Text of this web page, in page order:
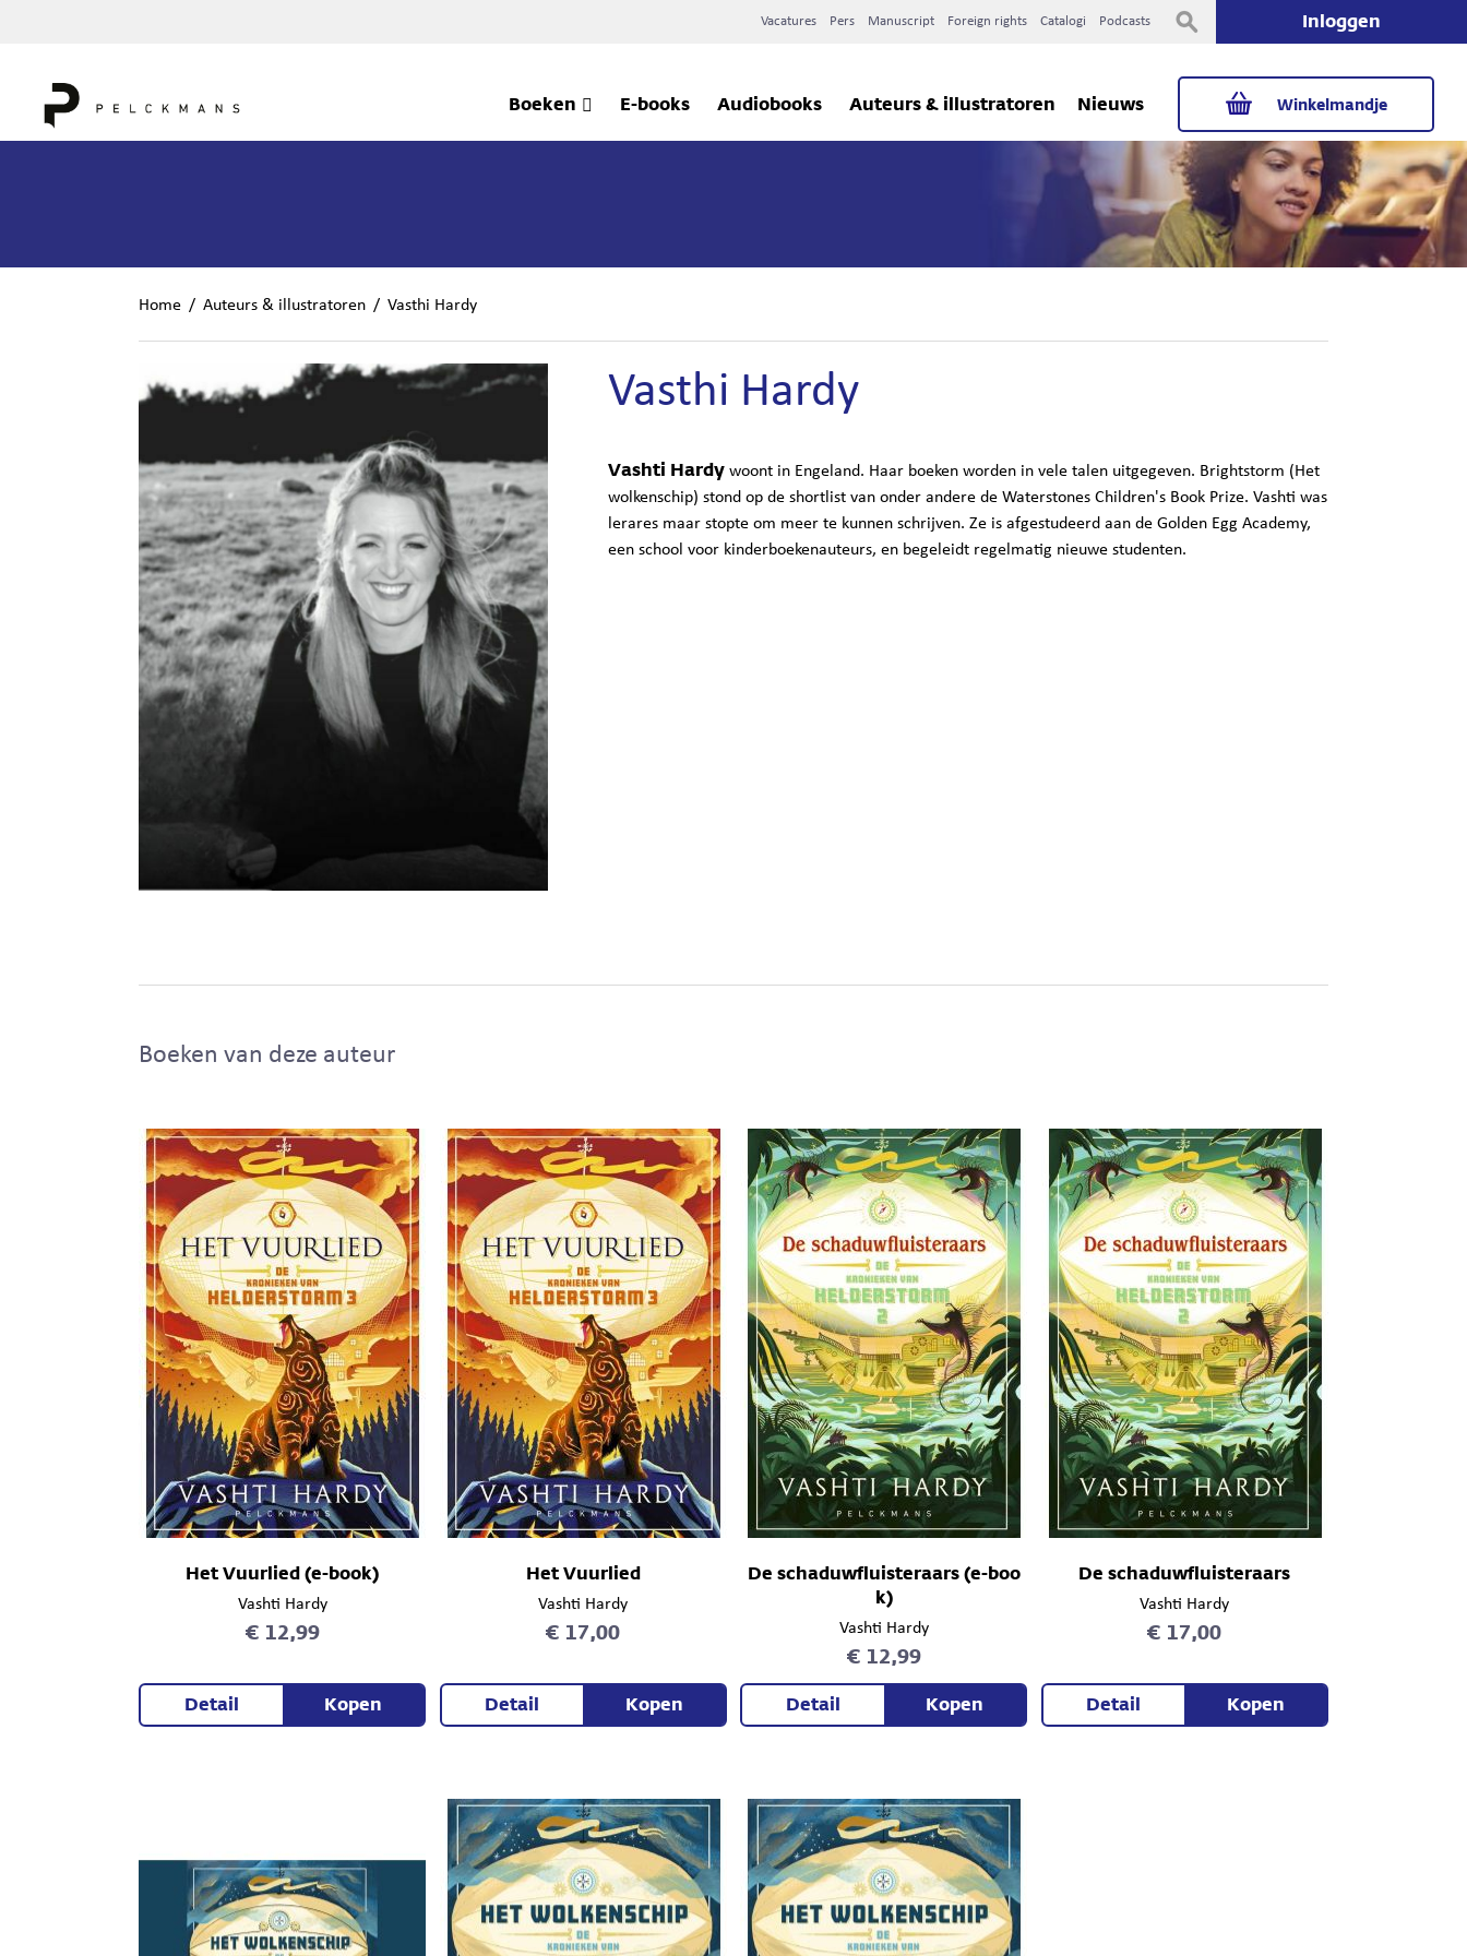
Vacatures Pers Manuscript Foreign rights Catalogi Podcasts Inloggen
Winkelmandje
Boeken E-books Audiobooks Auteurs & illustratoren Nieuws
Home / Auteurs & illustratoren / Vasthi Hardy
Vasthi Hardy
Vashti Hardywoont in Engeland. Haar boeken worden in vele talen uitgegeven. Brightstorm (Het
wolkenschip) stond op de shortlist van onder andere de Waterstones Children's Book Prize. Vashti was
lerares maar stopte om meer te kunnen schrijven. Ze is afgestudeerd aan de Golden Egg Academy,
een school voor kinderboekenauteurs, en begeleidt regelmatig nieuwe studenten.
Boeken van deze auteur
Het Vuurlied (e-book)
Vashti Hardy
€ 12,99
Detail Kopen
Het Vuurlied
Vashti Hardy
€ 17,00
Detail Kopen
De schaduwfluisteraars (e-boo
k)
Vashti Hardy
€ 12,99
Detail Kopen
De schaduwfluisteraars
Vashti Hardy
€ 17,00
Detail Kopen